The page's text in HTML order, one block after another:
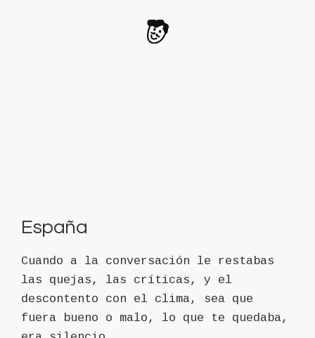
España
Cuando a la conversación le restabas
las quejas, las críticas, y el
descontento con el clima, sea que
fuera bueno o malo, lo que te quedaba,